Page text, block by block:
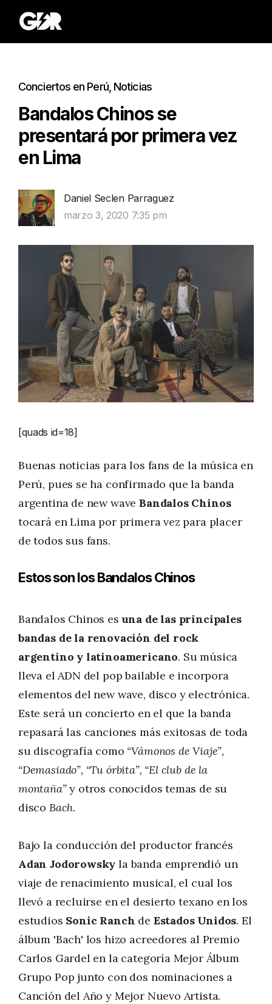
Conciertos en Perú, Noticias
Bandalos Chinos se
presentará por primera vez
en Lima
Daniel Seclen Parraguez
marzo 3, 2020 7:35 pm
[quads id=18]
Buenas noticias para los fans de la música en
Perú, pues se ha confirmado que la banda
argentina de new waveBandalos Chinos
tocará en Lima por primera vez para placer
de todos sus fans.
Estos son los Bandalos Chinos
Bandalos Chinos esuna de las principales
bandas de la renovación del rock
argentino y latinoamericano. Su música
lleva el ADN del pop bailable e incorpora
elementos del new wave, disco y electrónica.
Este será un concierto en el que la banda
repasará las canciones más exitosas de toda
su discografía como “Vámonos de Viaje”,
“Demasiado”, “Tu órbita”, “El club de la
montaña”y otros conocidos temas de su
disco Bach.
Bajo la conducción del productor francés
Adan Jodorowsky la banda emprendió un
viaje de renacimiento musical, el cual los
llevó a recluirse en el desierto texano en los
estudios Sonic Ranch de Estados Unidos. El
álbum 'Bach' los hizo acreedores al Premio
Carlos Gardel en la categoría Mejor Álbum
Grupo Pop junto con dos nominaciones a
Canción del Año y Mejor Nuevo Artista.